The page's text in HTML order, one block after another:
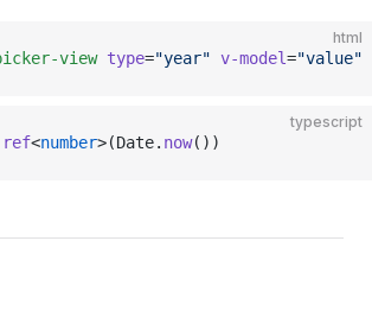
html
view type="year" v-model="value"
typescript
ref<number>(Date. now())